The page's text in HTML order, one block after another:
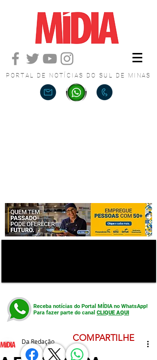
PORTAL DE NOTÍCIAS DO SUL DE MINAS
Receba notícias do Portal MÍDIA no WhatsApp!
Para fazer parte do canal CLIQUE AQUI
Da Redação COMPARTILHE